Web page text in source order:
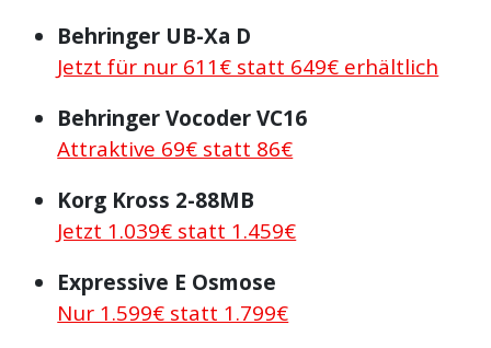
Behringer UB-Xa D
Jetzt für nur 611€ statt 649€ erhältlich
Behringer Vocoder VC16
Attraktive 69€ statt 86€
Korg Kross 2-88MB
Jetzt 1.039€ statt 1.459€
Expressive E Osmose
Nur 1.599€ statt 1.799€